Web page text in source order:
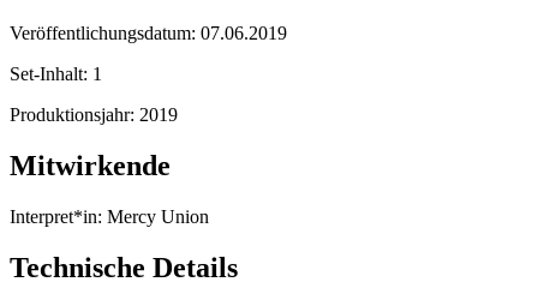
Veröffentlichungsdatum: 07.06.2019
Set-Inhalt: 1
Produktionsjahr: 2019
Mitwirkende
Interpret*in: Mercy Union
Technische Details